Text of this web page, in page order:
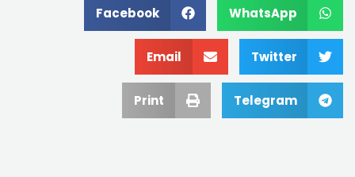
WhatsApp
Facebook
Twitter
Email
Telegram
Print